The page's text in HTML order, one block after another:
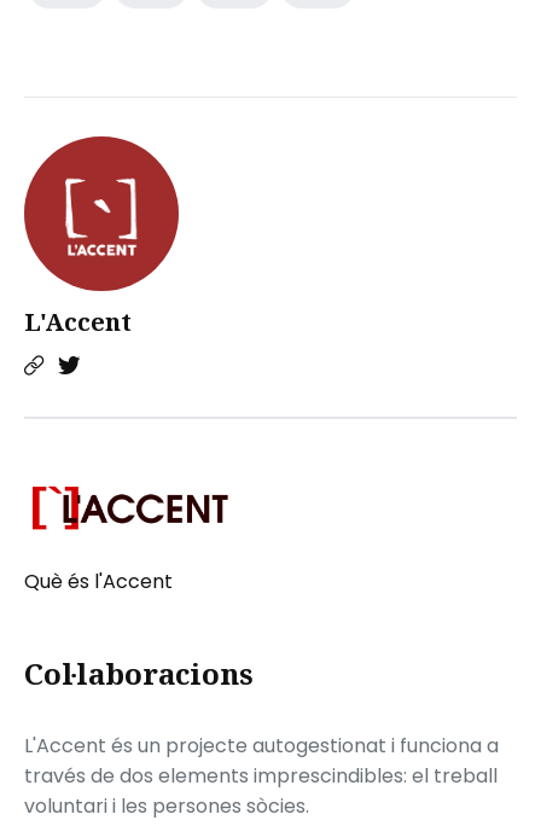
L'Accent
Què és l'Accent
Col·laboracions
L'Accent és un projecte autogestionat i funciona a
través de dos elements imprescindibles: el treball
voluntari i les persones sòcies.